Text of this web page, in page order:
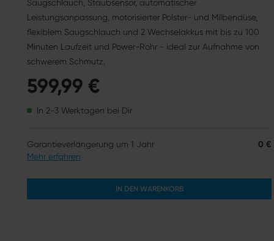
Saugschlauch, Staubsensor, automatischer
Leistungsanpassung, motorisierter Polster- und Milbendüse,
flexiblem Saugschlauch und 2 Wechselakkus mit bis zu 100
Minuten Laufzeit und Power-Rohr - ideal zur Aufnahme von
schwerem Schmutz.
599,99 €
In 2-3 Werktagen bei Dir
Garantieverlängerung um 1 Jahr 0 €
Mehr erfahren
IN DEN WARENKORB